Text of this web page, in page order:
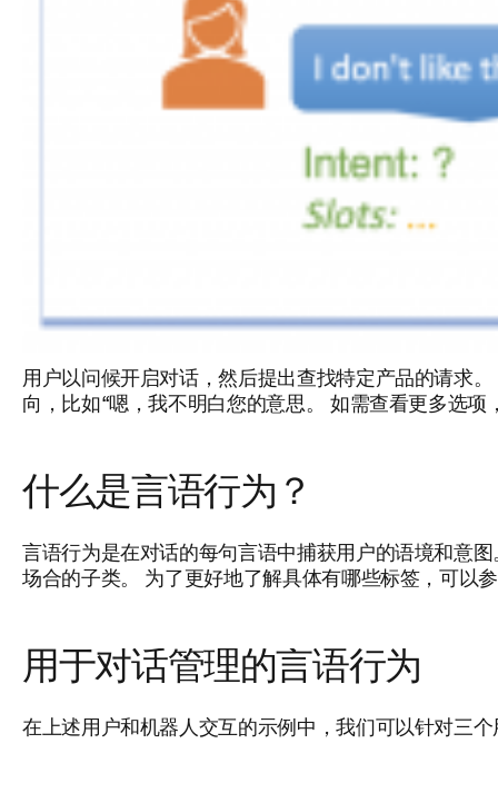
用户以问候开启对话，然后提出查找特定产品的请求
向，比如“嗯，我不明白您的意思。 如需查看更多选
什么是言语行为？
言语行为是在对话的每句言语中捕获用户的语境和意
场合的子类。 为了更好地了解具体有哪些标签，可以
用于对话管理的言语行为
在上述用户和机器人交互的示例中，我们可以针对三